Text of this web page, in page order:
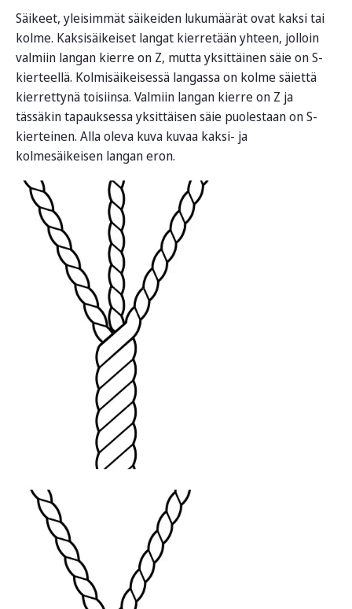
Säikeet, yleisimmät säikeiden lukumäärät ovat kaksi tai
kolme. Kaksisäikeiset langat kierretään yhteen, jolloin
valmiin langan kierre on Z, mutta yksittäinen säie on S-
kierteellä. Kolmisäikeisessä langassa on kolme säiettä
kierrettynä toisiinsa. Valmiin langan kierre on Z ja
tässäkin tapauksessa yksittäisen säie puolestaan on S-
kierteinen. Alla oleva kuva kuvaa kaksi- ja
kolmesäikeisen langan eron.